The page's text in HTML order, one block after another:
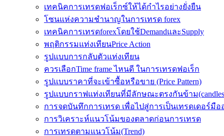
เทคนิคการเทรดฟอเร็กซ์ให้ได้กำไรอย่างยั่งยืน
โซนแห่งความชำนาญในการเทรด forex
เทคนิคการเทรดforexโดยใช้DemandและSupply
พฤติกรรมแท่งเทียนPrice Action
รูปแบบการกลับตัวแท่งเทียน
ควรเลือกTime frame ไหนดี ในการเทรดฟอเร็ก
รูปแบบราคาที่จะเข้าซื้อหรือขาย (Price Pattern)
รูปแบบกราฟแท่งเทียนที่มีลักษณะตรงกันข้าม
การจดบันทึกการเทรด เพื่อไปสู่การเป็นเทรดเดอร์มื
การวิเคราะห์แนวโน้มของตลาดก่อนการเทรด
การเทรดตามแนวโน้ม(Trend)